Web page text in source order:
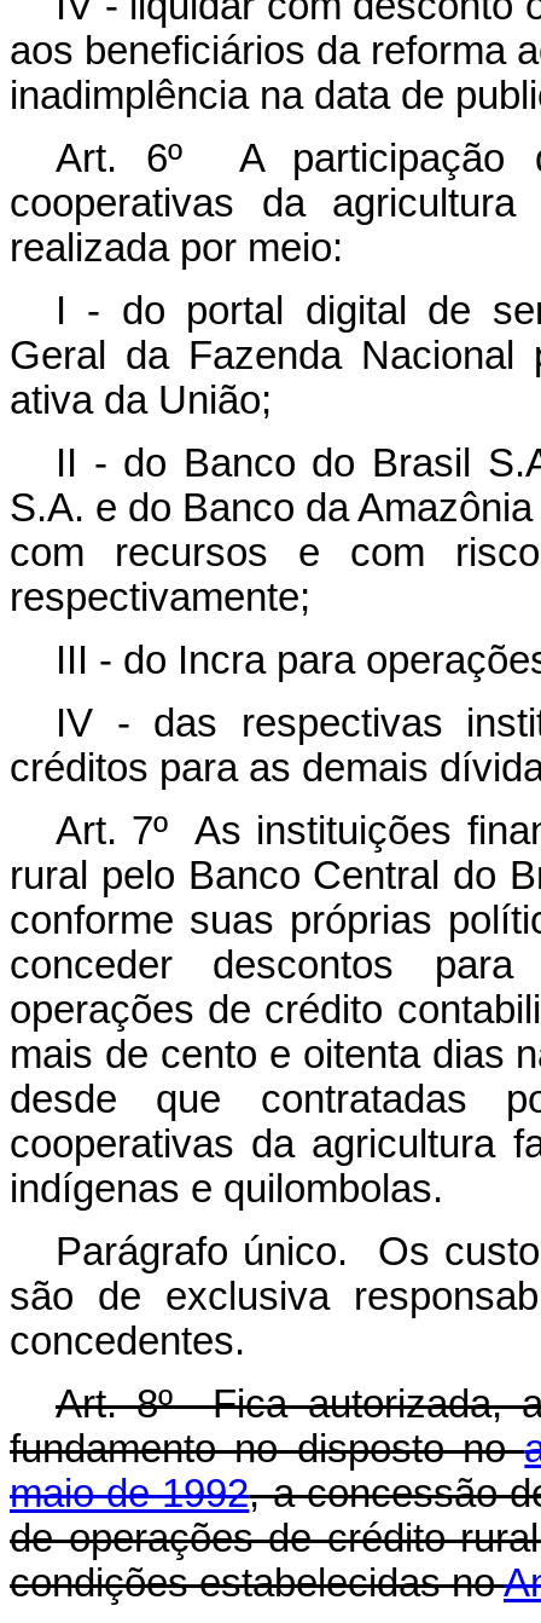
aos beneficiários da reforma
inadimplência na data de
Art. 6º A participação
cooperativas da
realizada por meio:
I - do portal digital de
Geral da Fazenda
ativa da União;
II - do Banco do Brasil
S.A. e do Banco da
com recursos e com
respectivamente;
III - do Incra para
IV - das respectivas
créditos para as demais
Art. 7º As instituições
rural pelo Banco Central do
conforme suas próprias
conceder descontos
operações de crédito
mais de cento e oitenta dias
desde que contratadas
cooperativas da agricultura
indígenas e quilombolas.
Parágrafo único. Os
são de exclusiva
concedentes.
Art. 8º Fica autorizada,
fundamento no disposto no
maio de 1992, a concessão
de operações de crédito
condições estabelecidas no